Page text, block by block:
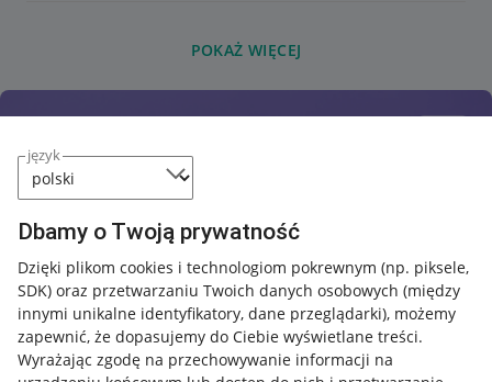
język
Dbamy o Twoją prywatność
Dzięki plikom cookies i technologiom pokrewnym (np. piksele,
SDK) oraz przetwarzaniu Twoich danych osobowych (między
innymi unikalne identyfikatory, dane przeglądarki), możemy
zapewnić, że dopasujemy do Ciebie wyświetlane treści.
Wyrażając zgodę na przechowywanie informacji na
POKAŻ WIĘCEJ